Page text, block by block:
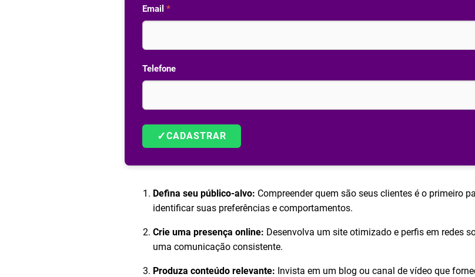
Email *
Telefone
✓CADASTRAR
Defina seu público-alvo: Compreender quem são seus clientes é o primeiro
identificar suas preferências e comportamentos.
Crie uma presença online: Desenvolva um site otimizado e perfis em redes
uma comunicação consistente.
Produza conteúdo relevante: Invista em um blog ou canal de vídeo que